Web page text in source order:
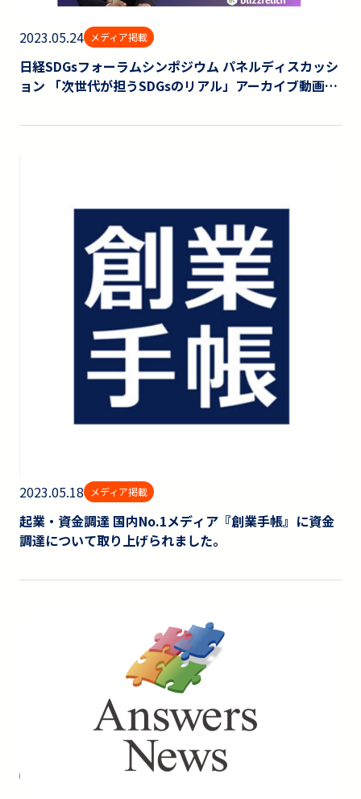
2023.05.24 メディア掲載
日経SDGsフォーラムシンポジウム パネルディスカッシ
ョン 「次世代が担うSDGsのリアル」アーカイブ動画が
2023.05.18 メディア掲載
起業・資金調達 国内No.1メディア『創業手帳』に資金
調達について取り上げられました。